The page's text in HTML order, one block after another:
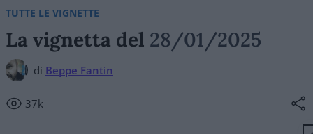
TUTTE LE VIGNETTE
La vignetta del 28/01/2025
di Beppe Fantin
37k